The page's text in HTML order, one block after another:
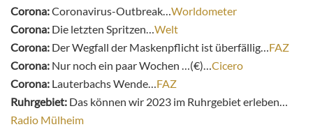
Corona:Coronavirus-Outbreak… Worldometer
Corona: Die letzten Spritzen… Welt
Corona: Der Wegfall der Maskenpflicht ist überfällig… FAZ
Corona: Nur noch ein paar Wochen …(€)… Cicero
Corona: Lauterbachs Wende… FAZ
Ruhrgebiet: Das können wir 2023 im Ruhrgebiet erleben…
Radio Mülheim